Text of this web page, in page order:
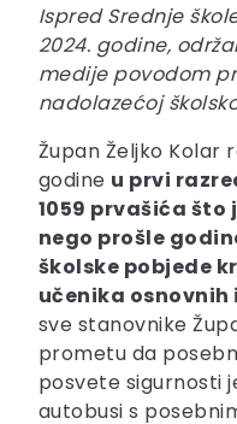
Ispred Srednje
2024. godine,
medije povodom
nadolazećoj
Župan Željko Kolar
godine u prvi
1059 prvašića što
nego prošle
školske pobjede
učenika osnovnih
sve stanovnike
prometu da
posvete sigurnosti
autobusi s